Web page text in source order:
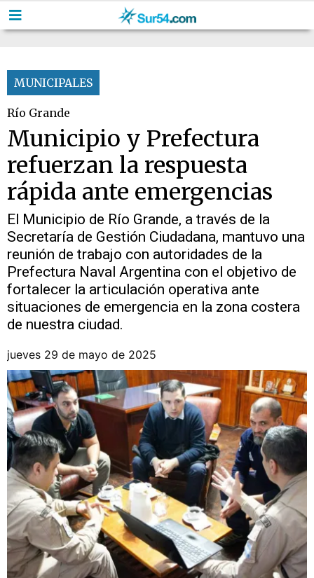
MUNICIPALES
Río Grande
Municipio y Prefectura
refuerzan la respuesta
rápida ante emergencias
El Municipio de Río Grande, a través de la
Secretaría de Gestión Ciudadana, mantuvo una
reunión de trabajo con autoridades de la
Prefectura Naval Argentina con el objetivo de
fortalecer la articulación operativa ante
situaciones de emergencia en la zona costera
de nuestra ciudad.
jueves 29 de mayo de 2025